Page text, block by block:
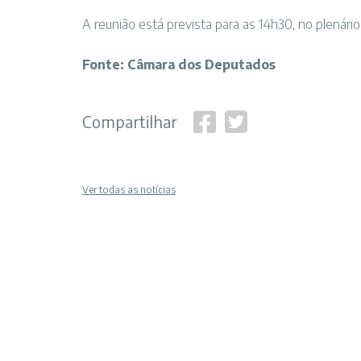
A reunião está prevista para as 14h30, no plenário
Fonte: Câmara dos Deputados
Compartilhar
Ver todas as notícias